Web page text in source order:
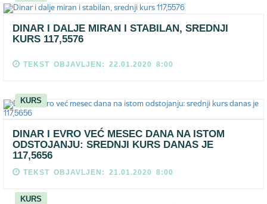
DINAR I DALJE MIRAN I STABILAN, SREDNJI
KURS 117,5576
TEKST OBJAVLJEN: 22.01.2020 8:00
KURS
DINAR I EVRO VEĆ MESEC DANA NA ISTOM
ODSTOJANJU: SREDNJI KURS DANAS JE
117,5656
TEKST OBJAVLJEN: 21.01.2020 8:00
KURS